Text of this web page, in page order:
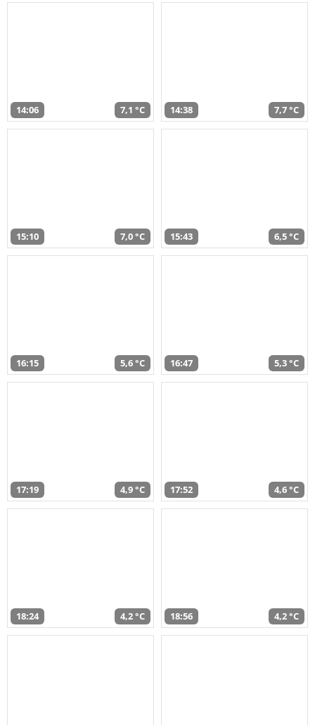
14:06 7,1 °C 14:38 7,7 °C
15:10 7,0 °C 15:43 6,5 °C
16:15 5,6 °C 16:47 5,3 °C
17:19 4,9 °C 17:52 4,6 °C
18:24 4,2 °C 18:56 4,2 °C